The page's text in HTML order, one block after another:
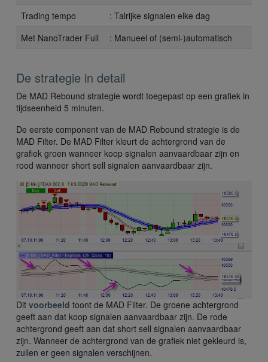
Trading tempo
: Talrijke signalen elke dag
Met NanoTrader Full
: Manueel of (semi-)automatisch
De strategie in detail
De MAD Rebound strategie wordt toegepast op een grafiek in
tijdseenheid 5 minuten.
De eerste component van de MAD Rebound strategie is de
MAD Filter. De MAD Filter kleurt de achtergrond van de
grafiek groen wanneer koop signalen aanvaardbaar zijn en
rood wanneer short sell signalen aanvaardbaar zijn.
Dit voorbeeld toont de MAD Filter. De groene achtergrond
geeft aan dat koop signalen aanvaardbaar zijn. De rode
achtergrond geeft aan dat short sell signalen aanvaardbaar
zijn. Wanneer de achtergrond van de grafiek niet gekleurd is,
zullen er geen signalen verschijnen.